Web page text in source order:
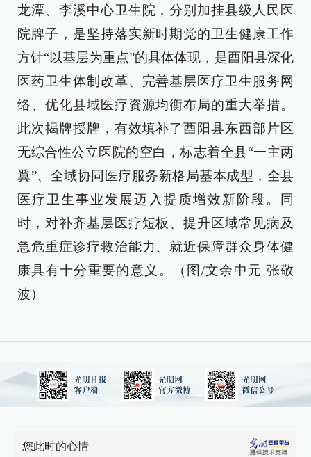
龙潭、李溪中心卫生院，分别加挂县级人民医
院牌子，是坚持落实新时期党的卫生健康工作
方针“以基层为重点”的具体体现，是酉阳县深化
医药卫生体制改革、完善基层医疗卫生服务网
络、优化县域医疗资源均衡布局的重大举措。
此次揭牌授牌，有效填补了酉阳县东西部片区
无综合性公立医院的空白，标志着全县“一主两
翼”、全域协同医疗服务新格局基本成型，全县
医疗卫生事业发展迈入提质增效新阶段。同
时，对补齐基层医疗短板、提升区域常见病及
急危重症诊疗救治能力、就近保障群众身体健
康具有十分重要的意义。（图/文余中元 张敬
波）
您此时的心情